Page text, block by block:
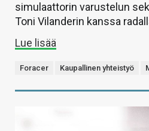
simulaattorin varustelun
Toni Vilanderin kanssa
Lue lisää
Foracer Kaupallinen yhteistyö